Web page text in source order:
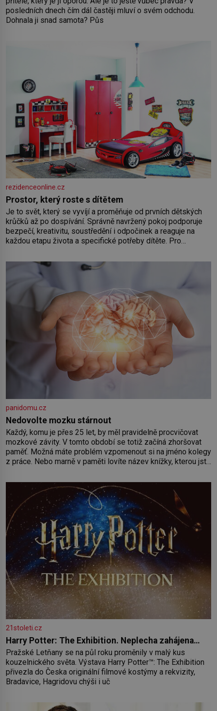
posledních dnech čím dál častěji mluví o svém odchodu.
Dohnala ji snad samota? Půs
rezidenceonline.cz
Prostor, který roste s dítětem
Je to svět, který se vyvíjí a proměňuje od prvních dětských
krůčků až po dospívání. Správně navržený pokoj podporuje
bezpečí, kreativitu, soustředění i odpočinek a reaguje na
každou etapu života a specifické potřeby dítěte. Pro
by pokoj miminka měl působit především klidně a útulně.
Předškolní věk je
panidomu.cz
Nedovolte mozku stárnout
Každý, komu je přes 25 let, by měl pravidelně procvičovat
mozkové závity. V tomto období se totiž začíná zhoršovat
paměť. Možná máte problém vzpomenout si na jméno kolegy
z práce. Nebo marně v paměti lovíte název knížky, kterou jste
paměť rozhodla stávkovat. Cvičte
21stoleti.cz
Harry Potter: The Exhibition. Neplecha zahájena…
Pražské Letňany se na půl roku proměnily v malý kus
kouzelnického světa. Výstava Harry Potter™: The Exhibition
přivezla do Česka originální filmové kostýmy a rekvizity,
Bradavice, Hagridovu chýši i uč